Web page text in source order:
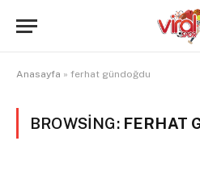
Anasayfa » ferhat gündoğdu
BROWSING: FERHAT